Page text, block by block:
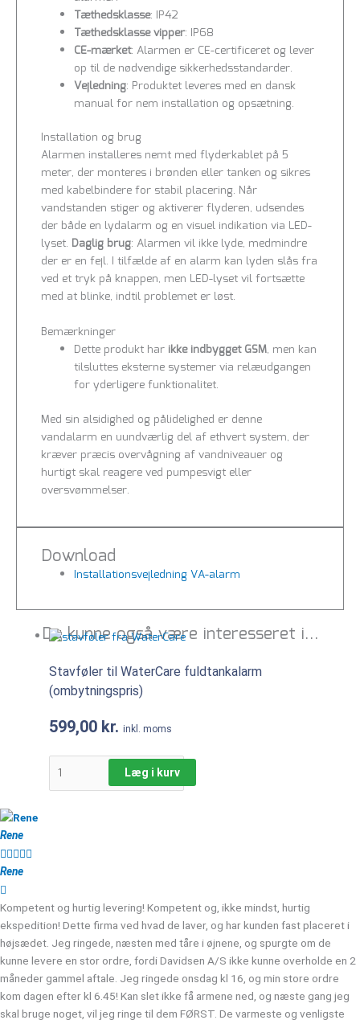
Tæthedsklasse: IP42
Tæthedsklasse vipper: IP68
CE-mærket: Alarmen er CE-certificeret og lever
op til de nødvendige sikkerhedsstandarder.
Vejledning: Produktet leveres med en dansk
manual for nem installation og opsætning.
Installation og brug
Alarmen installeres nemt med flyderkablet på 5
meter, der monteres i brønden eller tanken og sikres
med kabelbindere for stabil placering. Når
vandstanden stiger og aktiverer flyderen, udsendes
der både en lydalarm og en visuel indikation via LED-
lyset. Daglig brug: Alarmen vil ikke lyde, medmindre
der er en fejl. I tilfælde af en alarm kan lyden slås fra
ved et tryk på knappen, men LED-lyset vil fortsætte
med at blinke, indtil problemet er løst.
Bemærkninger
Dette produkt har ikke indbygget GSM, men kan
tilsluttes eksterne systemer via relæudgangen
for yderligere funktionalitet.
Med sin alsidighed og pålidelighed er denne
vandalarm en uundværlig del af ethvert system, der
kræver præcis overvågning af vandniveauer og
hurtigt skal reagere ved pumpesvigt eller
oversvømmelser.
Download
Installationsvejledning VA-alarm
Du kunne også være interesseret i…
Stavføler til WaterCare fuldtankalarm
(ombytningspris)
599,00 kr. inkl. moms
Læg i kurv
Rene

Rene
Kompetent og hurtig levering! Kompetent og, ikke mindst, hurtig
ekspedition! Dette firma ved hvad de laver, og har kunden fast placeret i
højsædet. Jeg ringede, næsten med tåre i øjnene, og spurgte om de
kunne levere en stor ordre, fordi Davidsen A/S ikke kunne overholde en 2
måneder gammel aftale. Jeg ringede onsdag kl 16, og min store ordre
kom dagen efter kl 6.45! Kan slet ikke få armene ned, og næste gang jeg
skal bruge noget, vil jeg ringe til dem FØRST. De varmeste og venligste